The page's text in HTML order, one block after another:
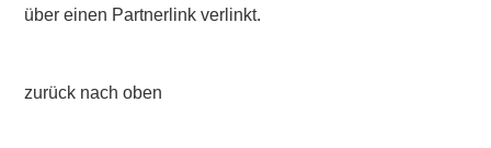
über einen Partnerlink verlinkt.
zurück nach oben